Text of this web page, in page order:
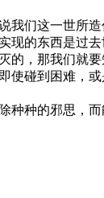
们这一世所造
的东西是过
，那我们就
碰到困难，
种的邪思，